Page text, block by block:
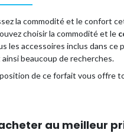
la commodité et le confort
choisir la commodité et le
les accessoires inclus dans
beaucoup de recherches.
de ce forfait vous offre
au meilleur